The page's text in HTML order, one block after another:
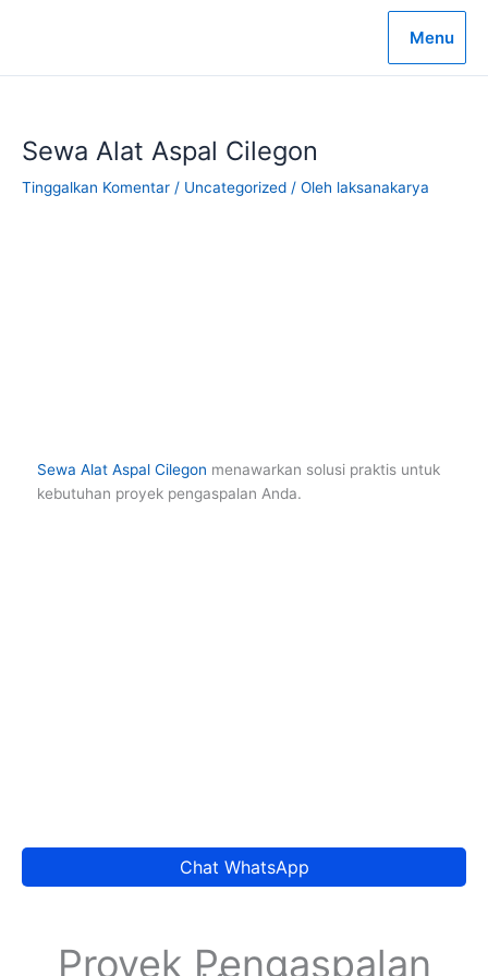
Menu
Sewa Alat Aspal Cilegon
Tinggalkan Komentar / Uncategorized / Oleh laksanakarya
Sewa Alat Aspal Cilegon menawarkan solusi praktis untuk
kebutuhan proyek pengaspalan Anda.
Chat WhatsApp
Proyek Pengaspalan